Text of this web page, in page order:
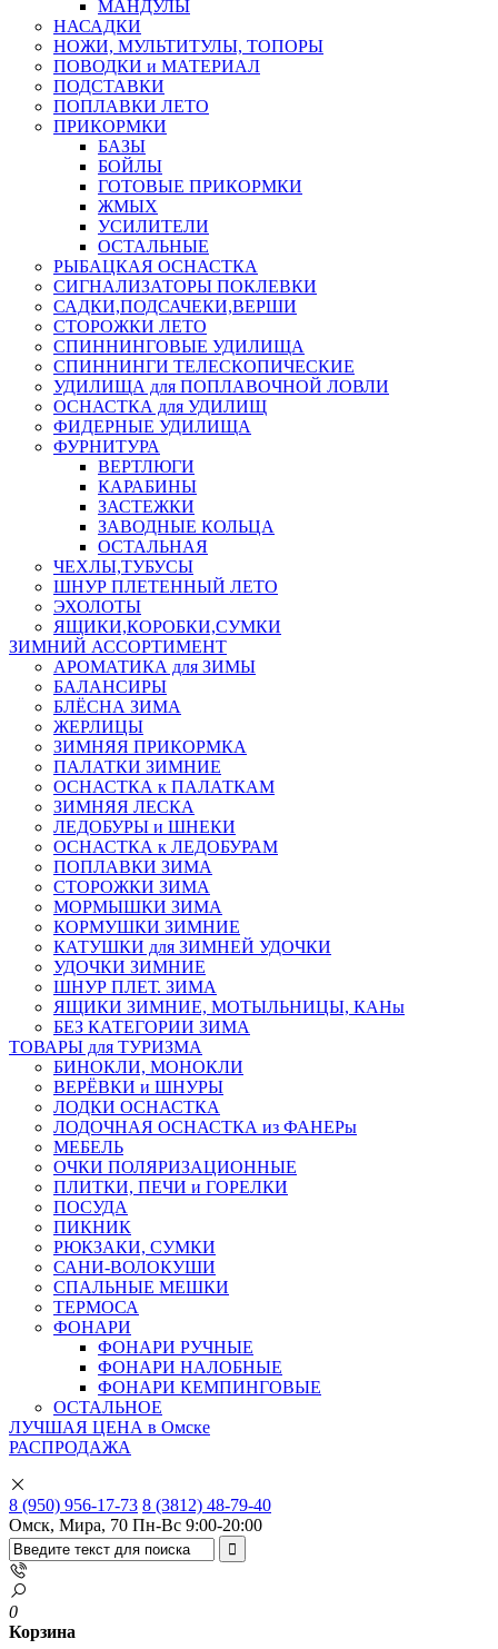
МАНДУЛЫ
НАСАДКИ
НОЖИ, МУЛЬТИТУЛЫ, ТОПОРЫ
ПОВОДКИ и МАТЕРИАЛ
ПОДСТАВКИ
ПОПЛАВКИ ЛЕТО
ПРИКОРМКИ
БАЗЫ
БОЙЛЫ
ГОТОВЫЕ ПРИКОРМКИ
ЖМЫХ
УСИЛИТЕЛИ
ОСТАЛЬНЫЕ
РЫБАЦКАЯ ОСНАСТКА
СИГНАЛИЗАТОРЫ ПОКЛЕВКИ
САДКИ,ПОДСАЧЕКИ,ВЕРШИ
СТОРОЖКИ ЛЕТО
СПИННИНГОВЫЕ УДИЛИЩА
СПИННИНГИ ТЕЛЕСКОПИЧЕСКИЕ
УДИЛИЩА для ПОПЛАВОЧНОЙ ЛОВЛИ
ОСНАСТКА для УДИЛИЩ
ФИДЕРНЫЕ УДИЛИЩА
ФУРНИТУРА
ВЕРТЛЮГИ
КАРАБИНЫ
ЗАСТЕЖКИ
ЗАВОДНЫЕ КОЛЬЦА
ОСТАЛЬНАЯ
ЧЕХЛЫ,ТУБУСЫ
ШНУР ПЛЕТЕННЫЙ ЛЕТО
ЭХОЛОТЫ
ЯЩИКИ,КОРОБКИ,СУМКИ
ЗИМНИЙ АССОРТИМЕНТ
АРОМАТИКА для ЗИМЫ
БАЛАНСИРЫ
БЛЁСНА ЗИМА
ЖЕРЛИЦЫ
ЗИМНЯЯ ПРИКОРМКА
ПАЛАТКИ ЗИМНИЕ
ОСНАСТКА к ПАЛАТКАМ
ЗИМНЯЯ ЛЕСКА
ЛЕДОБУРЫ и ШНЕКИ
ОСНАСТКА к ЛЕДОБУРАМ
ПОПЛАВКИ ЗИМА
СТОРОЖКИ ЗИМА
МОРМЫШКИ ЗИМА
КОРМУШКИ ЗИМНИЕ
КАТУШКИ для ЗИМНЕЙ УДОЧКИ
УДОЧКИ ЗИМНИЕ
ШНУР ПЛЕТ. ЗИМА
ЯЩИКИ ЗИМНИЕ, МОТЫЛЬНИЦЫ, КАНы
БЕЗ КАТЕГОРИИ ЗИМА
ТОВАРЫ для ТУРИЗМА
БИНОКЛИ, МОНОКЛИ
ВЕРЁВКИ и ШНУРЫ
ЛОДКИ ОСНАСТКА
ЛОДОЧНАЯ ОСНАСТКА из ФАНЕРы
МЕБЕЛЬ
ОЧКИ ПОЛЯРИЗАЦИОННЫЕ
ПЛИТКИ, ПЕЧИ и ГОРЕЛКИ
ПОСУДА
ПИКНИК
РЮКЗАКИ, СУМКИ
САНИ-ВОЛОКУШИ
СПАЛЬНЫЕ МЕШКИ
ТЕРМОСА
ФОНАРИ
ФОНАРИ РУЧНЫЕ
ФОНАРИ НАЛОБНЫЕ
ФОНАРИ КЕМПИНГОВЫЕ
ОСТАЛЬНОЕ
ЛУЧШАЯ ЦЕНА в Омске
РАСПРОДАЖА
8 (950) 956-17-73 8 (3812) 48-79-40
Омск, Мира, 70 Пн-Вс 9:00-20:00
0
Корзина